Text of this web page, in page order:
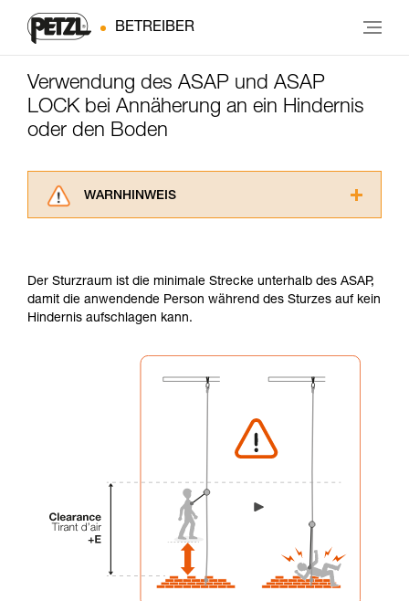
BETREIBER
Verwendung des ASAP und ASAP
LOCK bei Annäherung an ein Hindernis
oder den Boden
WARNHINWEIS
ziehen. Um diese Zusatzinformationen
verstehen zu können, müssen Sie zuerst die in
der Gebrauchsanweisung enthaltenen
Die Beherrschung dieser Techniken setzt eine
entsprechende Ausbildung und ein spezielles
Training voraus. Prüfen Sie zusammen mit
Vorgang alleine sicher zu wiederholen, bevor
Sie ihn eigenständig durchführen.
verbundenen Techniken. Möglicherweise gibt es
noch andere Techniken, die hier nicht
beschrieben werden.
Der Sturzraum ist die minimale Strecke unterhalb des ASAP,
damit die anwendende Person während des Sturzes auf kein
Hindernis aufschlagen kann.